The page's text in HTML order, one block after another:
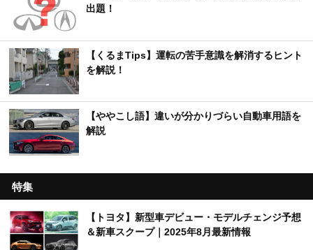
出題！
【くるまTips】運転の苦手意識を解消するヒント
を解説！
【ややこし語】違いが分かりづらい自動車用語を
解説
特集
【トヨタ】新型車デビュー・モデルチェンジ予想
＆新車スクープ｜2025年8月最新情報